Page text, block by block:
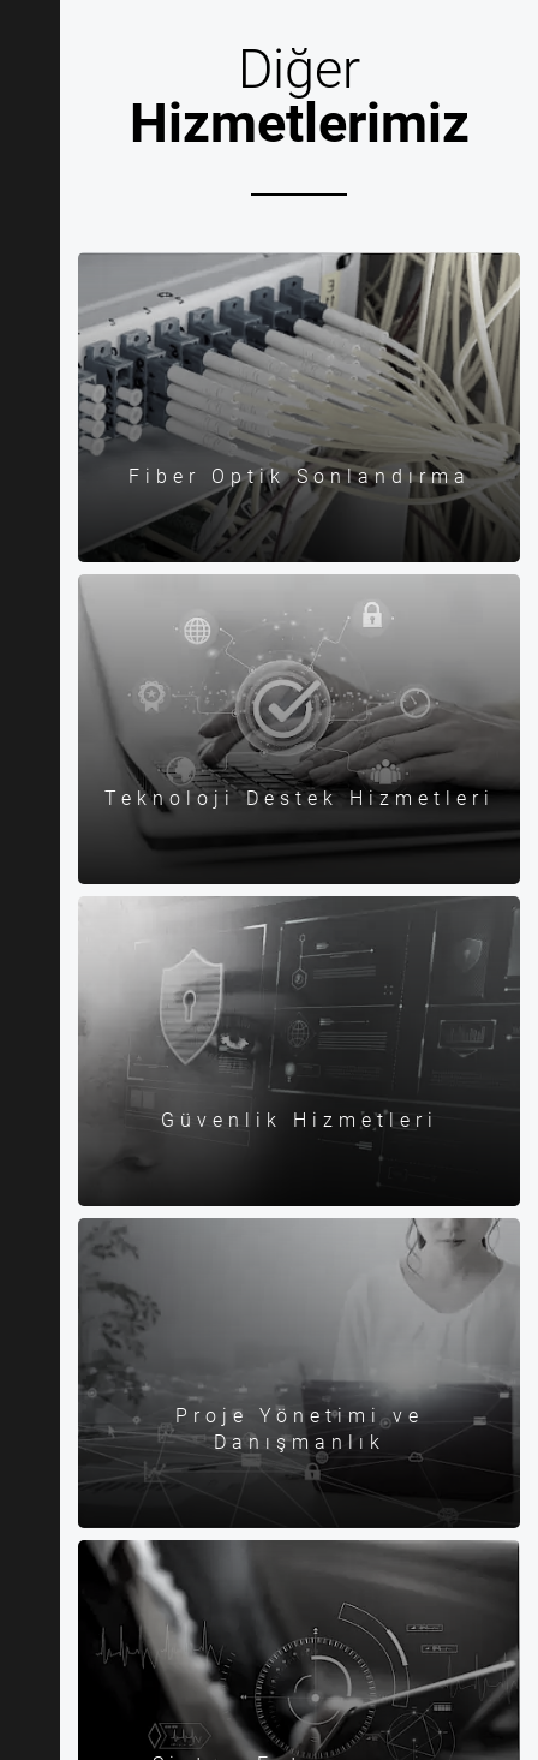
Diğer
Hizmetlerimiz
Fiber Optik Sonlandırma
Teknoloji Destek Hizmetleri
Güvenlik Hizmetleri
Proje Yönetimi ve
Danışmanlık